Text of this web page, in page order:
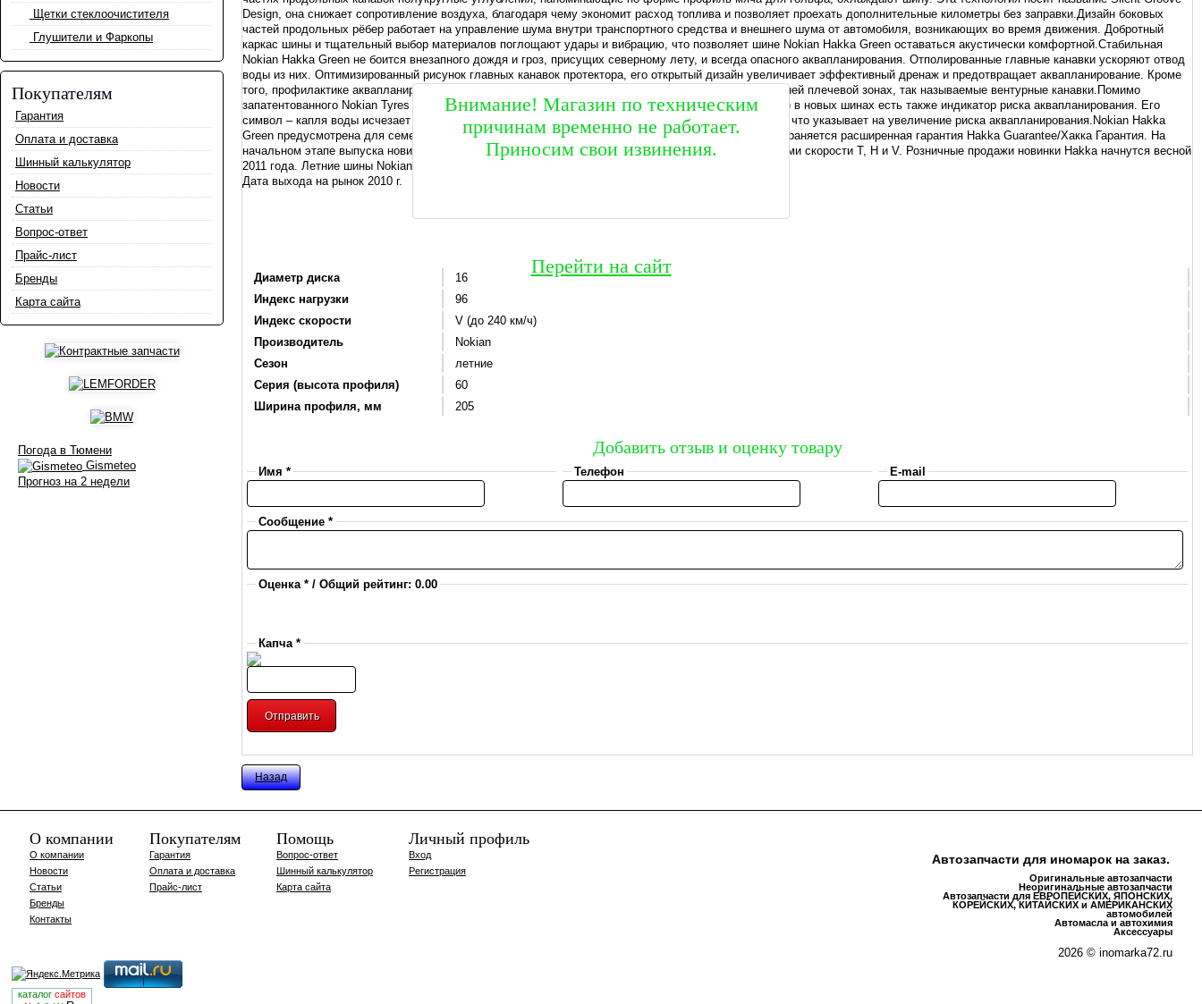
Внимание! Магазин по техническим
причинам временно не работает.
Приносим свои извинения.
Перейти на сайт
Щетки стеклоочистителя
Глушители и Фаркопы
Покупателям
Гарантия
Оплата и доставка
Шинный калькулятор
Новости
Статьи
Вопрос-ответ
Прайс-лист
Бренды
Карта сайта
Погода в Тюмени
Gismeteo
Прогноз на 2 недели
Design, она снижает сопротивление воздуха, благодаря чему экономит расход топлива и позволяет проехать дополнительные километры без заправки.Дизайн боковых
частей продольных рёбер работает на управление шума внутри транспортного средства и внешнего шума от автомобиля, возникающих во время движения. Добротный
каркас шины и тщательный выбор материалов поглощают удары и вибрацию, что позволяет шине Nokian Hakka Green оставаться акустически комфортной.Стабильная
Nokian Hakka Green не боится внезапного дождя и гроз, присущих северному лету, и всегда опасного аквапланирования. Отполированные главные канавки ускоряют отвод
воды из них. Оптимизированный рисунок главных канавок протектора, его открытый дизайн увеличивает эффективный дренаж и предотвращает аквапланирование. Кроме
того, профилактике аквапланирования способствуют и специальные канавки во внутренней и внешней плечевой зонах, так называемые вентурные канавки.Помимо
запатентованного Nokian Tyres индикатора степени износа протектора (DSI – Driving Safety Indicator) в новых шинах есть также индикатор риска аквапланирования. Его
символ – капля воды исчезает после того, как высота протектора достигнет четырёх миллиметров, что указывает на увеличение риска аквапланирования.Nokian Hakka
Green предусмотрена для семейных автомобилей малого и среднего класса. На неё тоже распространяется расширенная гарантия Hakka Guarantee/Хакка Гарантия. На
начальном этапе выпуска новинки ассортимент будет иметь 24 наименования продукции с индексами скорости T, H и V. Розничные продажи новинки Hakka начнутся весной
2011 года. Летние шины Nokian Hakka изготавливаются на наших заводах в Финляндии и России.
Дата выхода на рынок 2010 г.
Диаметр диска
16
Индекс нагрузки
96
Индекс скорости
V (до 240 км/ч)
Производитель
Nokian
Сезон
летние
Серия (высота профиля)
60
Ширина профиля, мм
205
Добавить отзыв и оценку товару
Имя * Телефон E-mail
Сообщение *
Оценка * / Общий рейтинг: 0.00
Капча *
Назад
О компании
О компании
Новости
Статьи
Бренды
Контакты
Покупателям
Гарантия
Оплата и доставка
Прайс-лист
Помощь
Вопрос-ответ
Шинный калькулятор
Карта сайта
Личный профиль
Вход
Регистрация
Автозапчасти для иномарок на заказ.
Оригинальные автозапчасти
Неоригинальные автозапчасти
Автозапчасти для ЕВРОПЕЙСКИХ, ЯПОНСКИХ,
КОРЕЙСКИХ, КИТАЙСКИХ и АМЕРИКАНСКИХ
автомобилей
Автомасла и автохимия
Аксессуары
2026 © inomarka72.ru
каталог сайтов